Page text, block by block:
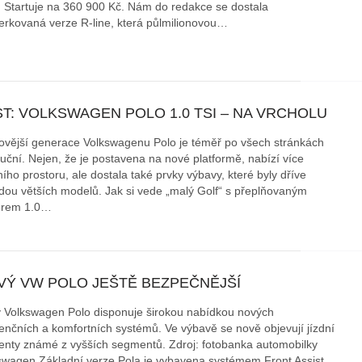
Startuje na 360 900 Kč. Nám do redakce se dostala
verze R-line, která půlmilionovou…
VOLKSWAGEN POLO 1.0 TSI – NA VRCHOLU
generace Volkswagenu Polo je téměř po všech stránkách
Nejen, že je postavena na nové platformě, nabízí více
prostoru, ale dostala také prvky výbavy, které byly dříve
větších modelů. Jak si vede „malý Golf“ s přeplňovaným
1.0…
VW POLO JEŠTĚ BEZPEČNĚJŠÍ
Volkswagen Polo disponuje širokou nabídkou nových
a komfortních systémů. Ve výbavě se nově objevují jízdní
známé z vyšších segmentů. Zdroj: fotobanka automobilky
správného poutání
stručně o autosedačkách
Zabavte děti na cestách